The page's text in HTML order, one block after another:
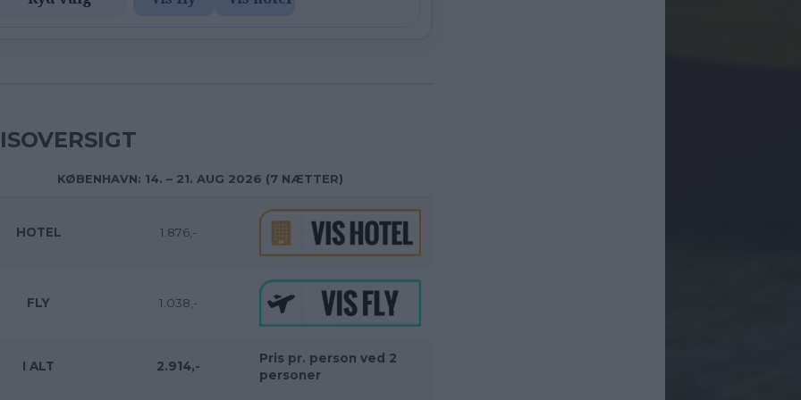
KØBENHAVN: 14. – 21. AUG 2026 (7 NÆTTER)
HOTEL 1.876,-
FLY 1.038,-
I ALT 2.914,-
Pris pr. person ved 2
personer